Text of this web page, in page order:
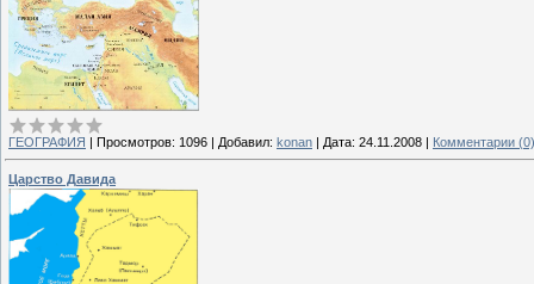
ГЕОГРАФИЯ | Просмотров: 1096 | Добавил: konan | Дата: 24.11.2008 | Комментарии (0)
Царство Давида